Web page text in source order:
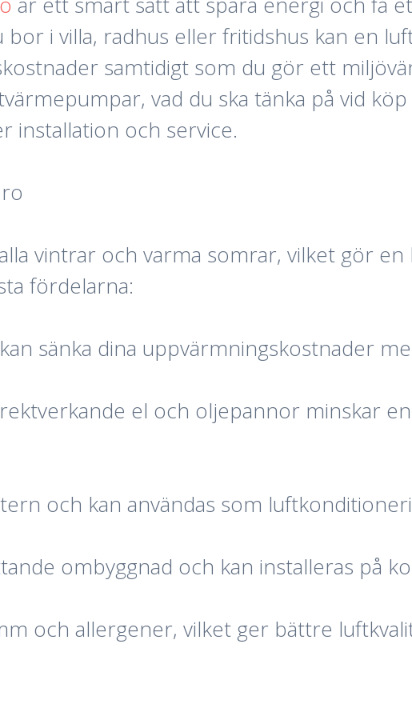
i villa, radhus eller fritidshus kan en
samtidigt som du gör ett
vad du ska tänka på vid
installation och service.
vintrar och varma somrar, vilket gör
fördelarna:
sänka dina uppvärmningskostnader
el och oljepannor minskar
och kan användas som
ombyggnad och kan installeras på
och allergener, vilket ger bättre